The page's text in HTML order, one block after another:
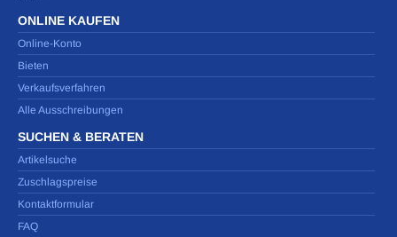
ONLINE KAUFEN
Online-Konto
Bieten
Verkaufsverfahren
Alle Ausschreibungen
SUCHEN & BERATEN
Artikelsuche
Zuschlagspreise
Kontaktformular
FAQ